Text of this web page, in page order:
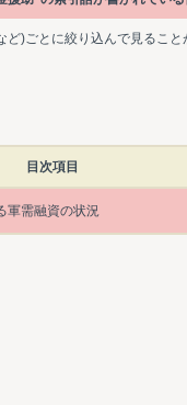
)ごとに絞り込んで見ること
目次項目
軍需融資の状況